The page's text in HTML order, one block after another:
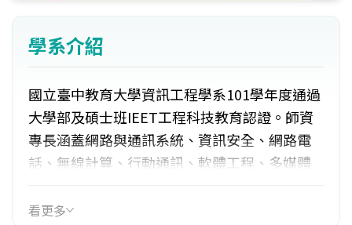
學系介紹
國立臺中教育大學資訊工程學系101學年度通過
大學部及碩士班IEET工程科技教育認證。師資
專長涵蓋網路與通訊系統、資訊安全、網路電
話、無線計算、行動通訊、軟體工程、多媒體
測試與流程管理、嵌入式軟體、計算機系統、
看更多